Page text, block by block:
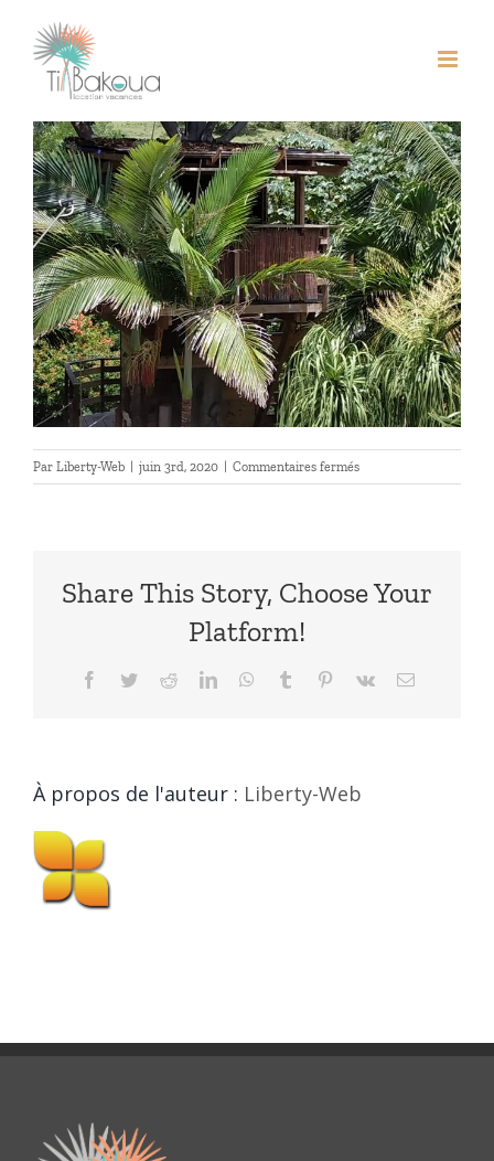
contenu
l'image
agrandie
Par Liberty-Web juin 3rd, 2020 Commentaires ferméssur
La
Share This Story, Choose Your
Platform!
Facebook
TwitterRedditLinkedInWhatsApp
Tumblr Pinterest
Vk Email
À propos de l'auteur : Liberty-Web